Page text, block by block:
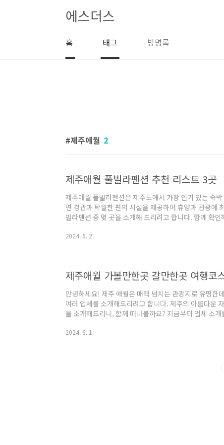
에스더스
홈 태그 방명록
제주애월 2
제주애월 풀빌라펜션 추천 리스트 3곳
제주애월 풀빌라펜션은 제주도에서 가장 인기 있는 숙
연 경관과 탁월한 편의 시설을 제공하여 휴양과 관광에
빌라펜션 중 몇 곳을 소개해 드리려고 합니다. 함께 확
빌라는 아름다운 야자수로 둘러싸인 독채 풀빌라입니다
2024. 6. 2.
제주애월 가볼만한곳 갈만한곳 여행코
안녕하세요! 제주 애월은 매력 넘치는 관광지로 유명한
여러 업체를 소개해드리려고 합니다. 제주의 아름다운
을 소개해드리니, 함께 떠나볼까요? 지금부터 업체 소
이 [제주애월 가볼만한곳 - 제주로운감귤밭]제주로운감
2024. 6. 1.